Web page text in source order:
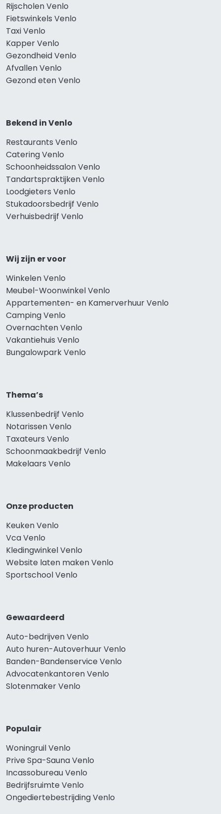
Rijscholen Venlo
Fietswinkels Venlo
Taxi Venlo
Kapper Venlo
Gezondheid Venlo
Afvallen Venlo
Gezond eten Venlo
Bekend in Venlo
Restaurants Venlo
Catering Venlo
Schoonheidssalon Venlo
Tandartspraktijken Venlo
Loodgieters Venlo
Stukadoorsbedrijf Venlo
Verhuisbedrijf Venlo
Wij zijn er voor
Winkelen Venlo
Meubel-Woonwinkel Venlo
Appartementen- en Kamerverhuur Venlo
Camping Venlo
Overnachten Venlo
Vakantiehuis Venlo
Bungalowpark Venlo
Thema’s
Klussenbedrijf Venlo
Notarissen Venlo
Taxateurs Venlo
Schoonmaakbedrijf Venlo
Makelaars Venlo
Onze producten
Keuken Venlo
Vca Venlo
Kledingwinkel Venlo
Website laten maken Venlo
Sportschool Venlo
Gewaardeerd
Auto-bedrijven Venlo
Auto huren-Autoverhuur Venlo
Banden-Bandenservice Venlo
Advocatenkantoren Venlo
Slotenmaker Venlo
Populair
Woningruil Venlo
Prive Spa-Sauna Venlo
Incassobureau Venlo
Bedrijfsruimte Venlo
Ongediertebestrijding Venlo